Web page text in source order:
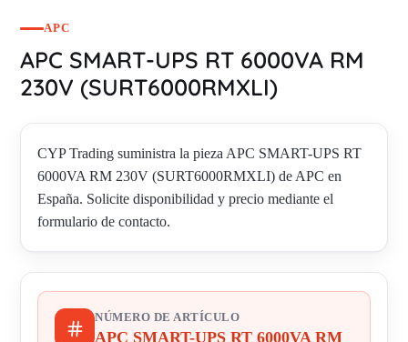
APC
APC SMART-UPS RT 6000VA RM
230V (SURT6000RMXLI)
CYP Trading suministra la pieza APC SMART-UPS RT
6000VA RM 230V (SURT6000RMXLI) de APC en
España. Solicite disponibilidad y precio mediante el
formulario de contacto.
NÚMERO DE ARTÍCULO
APC SMART-UPS RT 6000VA RM